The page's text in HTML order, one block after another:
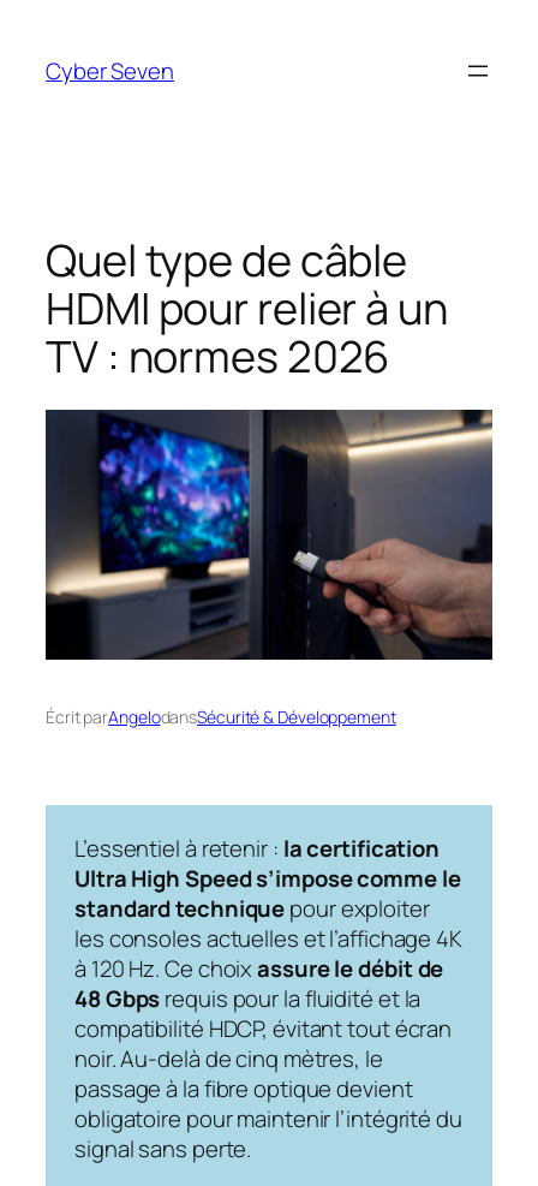
contenu
Cyber Seven
Quel type de câble
HDMI pour relier à un
TV : normes 2026
Écrit parAngelodansSécurité & Développement
L’essentiel à retenir : la certification
Ultra High Speed s’impose comme le
standard techniquepour exploiter
les consoles actuelles et l’affichage 4K
à 120 Hz. Ce choixassure le débit de
48 Gbpsrequis pour la fluidité et la
compatibilité HDCP, évitant tout écran
noir. Au-delà de cinq mètres, le
passage à la fibre optique devient
obligatoire pour maintenir l’intégrité du
signal sans perte.